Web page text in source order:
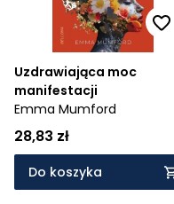
Uzdrawiająca moc
manifestacji
Emma Mumford
28,83 zł
Do koszyka